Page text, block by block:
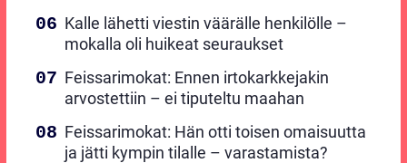
Kalle lähetti viestin väärälle henkilölle –
mokalla oli huikeat seuraukset
Feissarimokat: Ennen irtokarkkejakin
arvostettiin – ei tiputeltu maahan
Feissarimokat: Hän otti toisen omaisuutta
ja jätti kympin tilalle – varastamista?